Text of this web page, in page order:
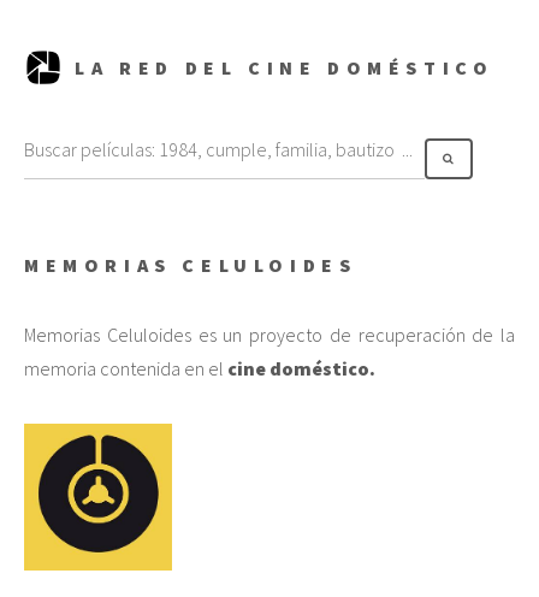
LA RED DEL CINE DOMÉSTICO
MEMORIAS CELULOIDES
Memorias Celuloides es un proyecto de recuperación de la
memoria contenida en el cine doméstico.